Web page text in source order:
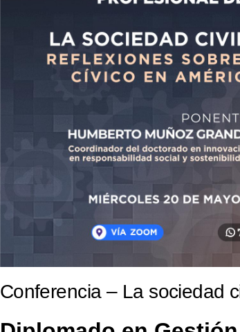
Conferencia – La sociedad